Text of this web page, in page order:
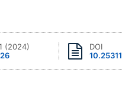
(2024)
DOI